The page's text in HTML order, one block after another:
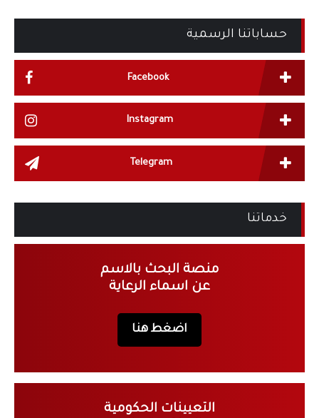
حساباتنا الرسمية
Facebook
Instagram
Telegram
خدماتنا
منصة البحث بالاسم
عن اسماء الرعاية
اضغط هنا
التعيينات الحكومية